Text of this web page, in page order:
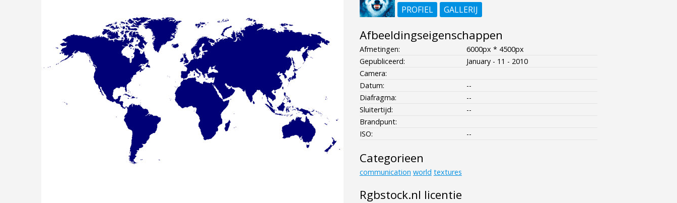
PROFIEL
GALLERIJ
Afbeeldingseigenschappen
Afmetingen:
6000px * 4500px
Gepubliceerd:
January - 11 - 2010
Camera:
Datum:
--
Diafragma:
--
Sluitertijd:
--
Brandpunt:
ISO:
--
Categorieen
communication world textures
Rgbstock.nl licentie